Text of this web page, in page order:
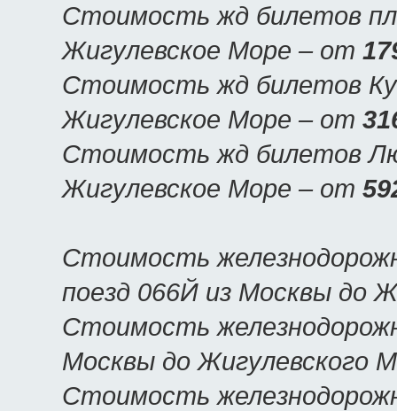
Стоимость жд билетов
Жигулевское Море – от
Стоимость жд билетов
Жигулевское Море – от
Стоимость жд билетов
Жигулевское Море – от
Стоимость
поезд 066Й из Москвы до
Стоимость
Москвы до Жигулевского
Стоимость